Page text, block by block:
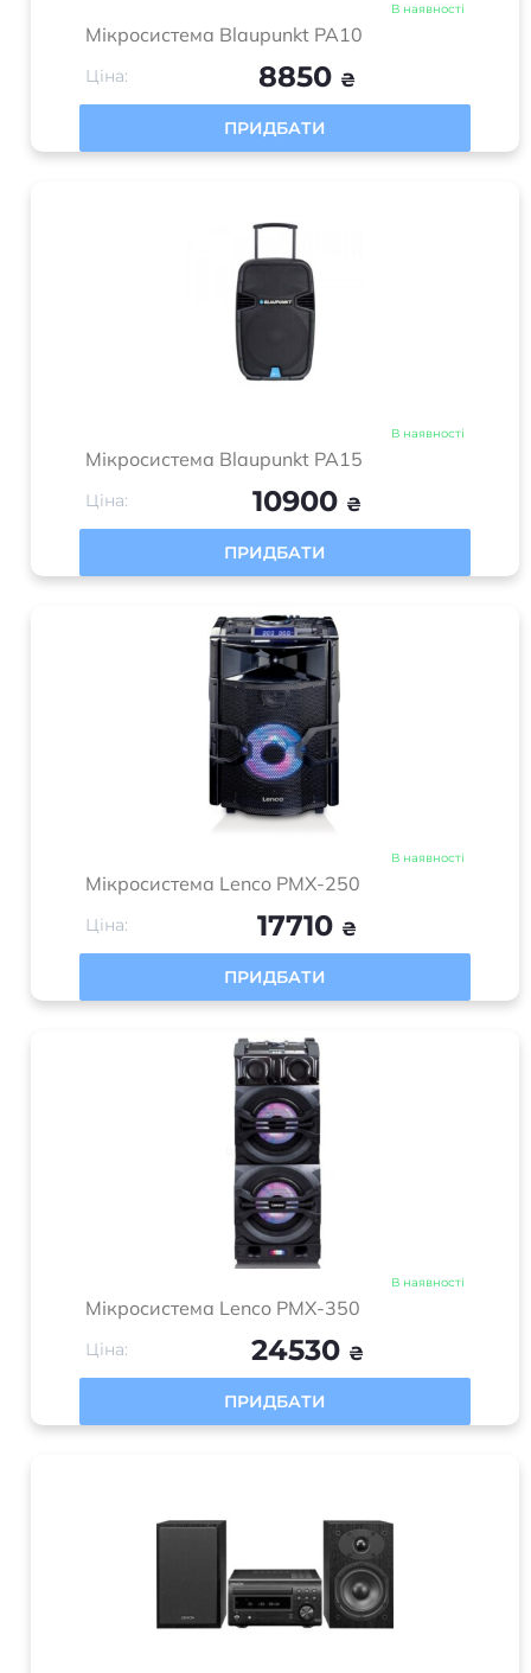
В наявності
Мікросистема Blaupunkt PA10
Ціна: 8850 ₴
ПРИДБАТИ
В наявності
Мікросистема Blaupunkt PA15
Ціна: 10900 ₴
ПРИДБАТИ
В наявності
Мікросистема Lenco PMX-250
Ціна: 17710 ₴
ПРИДБАТИ
В наявності
Мікросистема Lenco PMX-350
Ціна: 24530 ₴
ПРИДБАТИ